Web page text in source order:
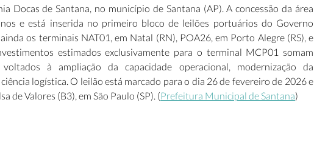
Docas de Santana, no município de Santana (AP). A concessão da área
e está inserida no primeiro bloco de leilões portuários do Governo
os terminais NAT01, em Natal (RN), POA26, em Porto Alegre (RS), e
estimados exclusivamente para o terminal MCP01 somam
à ampliação da capacidade operacional, modernização da
logística. O leilão está marcado para o dia 26 de fevereiro de 2026 e
de Valores (B3), em São Paulo (SP). (Prefeitura Municipal de Santana)